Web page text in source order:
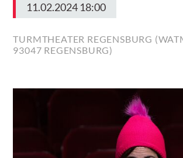
11.02.2024 18:00
TURMTHEATER REGENSBURG
93047 REGENSBURG)